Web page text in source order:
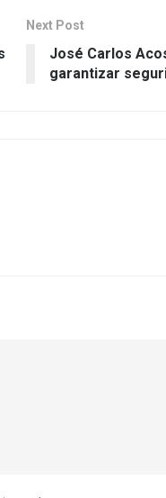
Next Post
José Carlos
garantizar